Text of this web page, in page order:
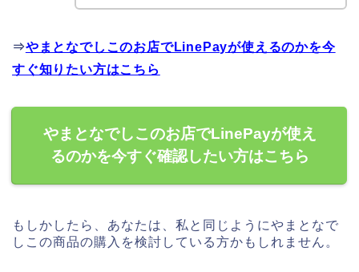
⇒やまとなでしこのお店でLinePayが使えるのかを今
すぐ知りたい方はこちら
やまとなでしこのお店でLinePayが使え
るのかを今すぐ確認したい方はこちら
もしかしたら、あなたは、私と同じようにやまとなで
しこの商品の購入を検討している方かもしれません。